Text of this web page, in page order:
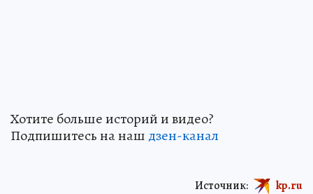
Хотите больше историй и видео?
Подпишитесь на наш дзен-канал
Источник: kp.ru